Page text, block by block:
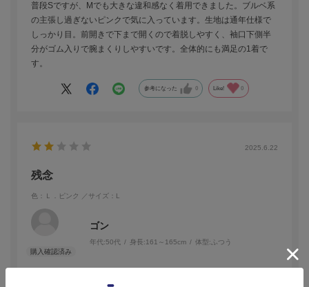
普段Sですが、Mでも大きな違和感なく着用できました。ブルベ系
の主張し過ぎないピンクで気に入っています。生地は通年仕様で
しっかり目。前開きで下まで開くので着脱しやすく、袖口下側半
分がゴム入りで腕まくりしやすいです。全体的にも満足の1着で
す。
参考になった 0 Like! 0
2025.6.22
残念
色：Ｌ．ピンク ／サイズ：L
ゴン
年代:50代 身長:161～165cm 体型: ふつう